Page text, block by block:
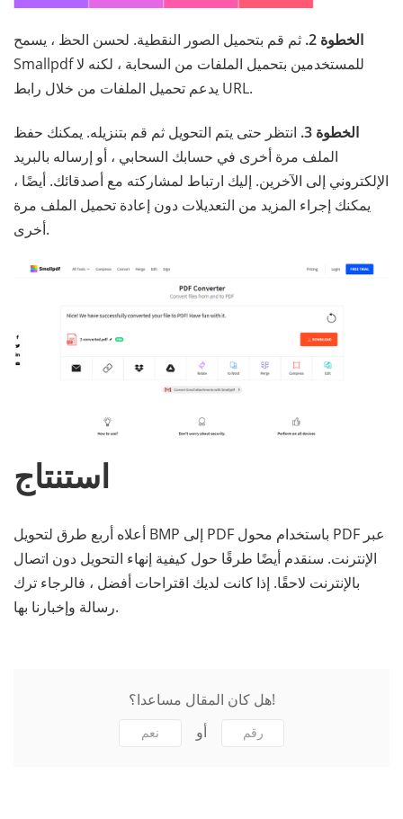
الخطوة 2.
ثم قم بتحميل الصور النقطية. لحسن الحظ ، يسمح
Smallpdf للمستخدمين بتحميل الملفات من السحابة ، لكنه لا
يدعم تحميل الملفات من خلال رابط URL.
الخطوة 3.
انتظر حتى يتم التحويل ثم قم بتنزيله. يمكنك حفظ
الملف مرة أخرى في حسابك السحابي ، أو إرساله بالبريد
الإلكتروني إلى الآخرين. إليك ارتباط لمشاركته مع أصدقائك. أيضًا ،
يمكنك إجراء المزيد من التعديلات دون إعادة تحميل الملف مرة
أخرى.
استنتاج
أعلاه أربع طرق لتحويل BMP إلى PDF باستخدام محول PDF عبر
الإنترنت. سنقدم أيضًا طرقًا حول كيفية إنهاء التحويل دون اتصال
بالإنترنت لاحقًا. إذا كانت لديك اقتراحات أفضل ، فالرجاء ترك
رسالة وإخبارنا بها.
هل كان المقال مساعدا؟!
نعم أو رقم